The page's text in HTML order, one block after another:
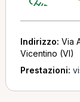
Indirizzo: Via
Vicentino (VI)
Prestazioni: